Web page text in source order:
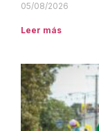
05/08/2026
Leer más